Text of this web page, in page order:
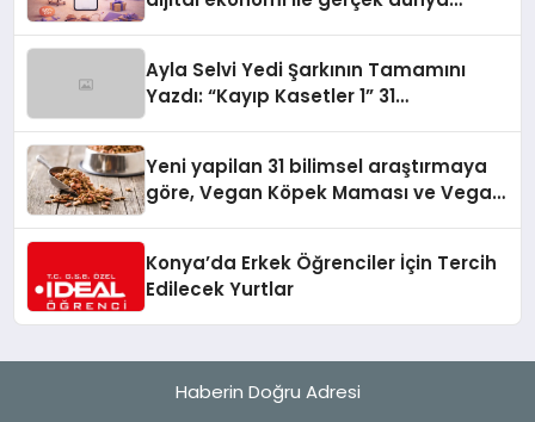
Ayla Selvi Yedi Şarkının Tamamını
Yazdı: “Kayıp Kasetler 1” 31
Yeni yapilan 31 bilimsel araştırmaya
göre, Vegan Köpek Maması ve Vegan
Konya’da Erkek Öğrenciler İçin Tercih
Edilecek Yurtlar
Haberin Doğru Adresi